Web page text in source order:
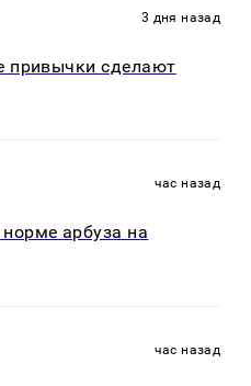
3 дня назад
привычки сделают
час назад
арбуза на
час назад